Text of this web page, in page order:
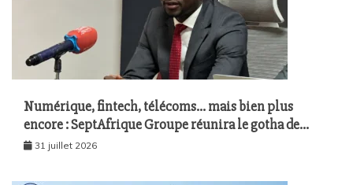
Numérique, fintech, télécoms… mais bien plus
encore : SeptAfrique Groupe réunira le gotha de
l’économie sénégalaise le 10 août à Dakar
31 juillet 2026